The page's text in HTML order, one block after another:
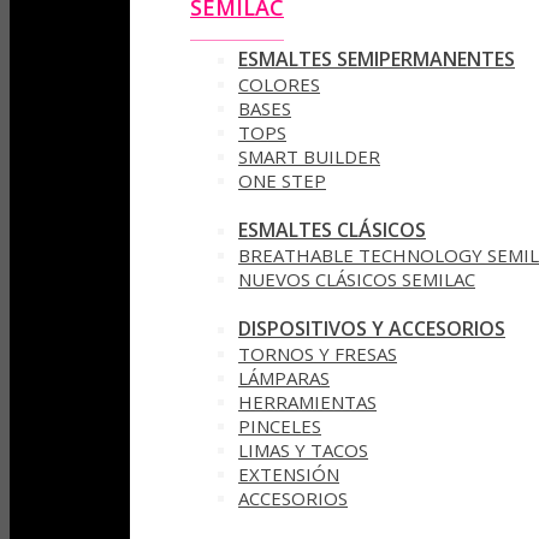
SEMILAC
ESMALTES SEMIPERMANENTES
COLORES
BASES
TOPS
SMART BUILDER
ONE STEP
ESMALTES CLÁSICOS
BREATHABLE TECHNOLOGY
NUEVOS CLÁSICOS SEMILAC
DISPOSITIVOS Y ACCESORIOS
TORNOS Y FRESAS
LÁMPARAS
HERRAMIENTAS
PINCELES
LIMAS Y TACOS
EXTENSIÓN
ACCESORIOS